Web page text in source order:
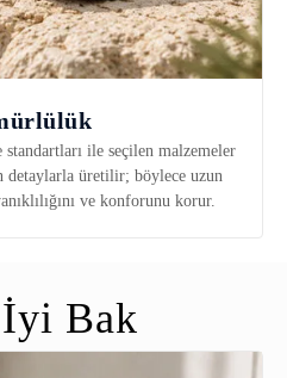
ile seçilen malzemeler
detaylarla üretilir; böylece uzun
ve konforunu korur.
Bak